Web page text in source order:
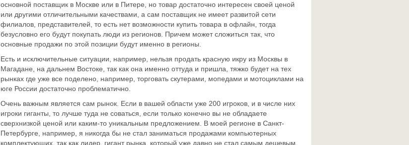
основной поставщик в Москве или в Питере, но товар достаточно интересен своей ценой
или другими отличительными качествами, а сам поставщик не имеет развитой сети
филиалов, представителей, то есть нет возможности купить товара в офлайн, тогда
безусловно его будут покупать люди из регионов. Причем может сложиться так, что
основные продажи по этой позиции будут именно в регионы.
Есть и исключительные ситуации, например, нельзя продать красную икру из Москвы в
Магадане, на дальнем Востоке, так как она именно оттуда и пришла, тяжко будет на тех
рынках где уже все поделено, например, торговать скутерами, мопедами и мотоциклами на
юге России достаточно проблематично.
Очень важным является сам рынок. Если в вашей области уже 200 игроков, и в числе них
игроки гиганты, то лучше туда не соваться, если только конечно вы не обладаете
сверхнизкой ценой или каким-то уникальным предложением. В моей регионе в Санкт-
Петербурге, например, я никогда бы не стал заниматься продажами компьютерных
комплектующих, так как лидер, гигант рынка, который уже давно не стал самым дешевым,